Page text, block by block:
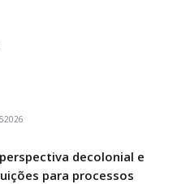
decolonial e
para processos